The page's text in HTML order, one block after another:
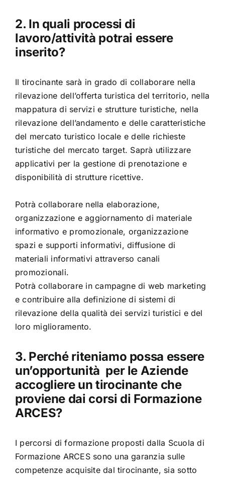
2. In quali processi di
lavoro/attività potrai essere
inserito?
Il tirocinante sarà in grado di collaborare nella
rilevazione dell’offerta turistica del territorio, nella
mappatura di servizi e strutture turistiche, nella
rilevazione dell’andamento e delle caratteristiche
del mercato turistico locale e delle richieste
turistiche del mercato target. Saprà utilizzare
applicativi per la gestione di prenotazione e
disponibilità di strutture ricettive.
Potrà collaborare nella elaborazione,
organizzazione e aggiornamento di materiale
informativo e promozionale, organizzazione
spazi e supporti informativi, diffusione di
materiali informativi attraverso canali
promozionali.
Potrà collaborare in campagne di web marketing
e contribuire alla definizione di sistemi di
rilevazione della qualità dei servizi turistici e del
loro miglioramento.
3. Perché riteniamo possa essere
un’opportunità per le Aziende
accogliere un tirocinante che
proviene dai corsi di Formazione
ARCES?
I percorsi di formazione proposti dalla Scuola di
Formazione ARCES sono una garanzia sulle
competenze acquisite dal tirocinante, sia sotto